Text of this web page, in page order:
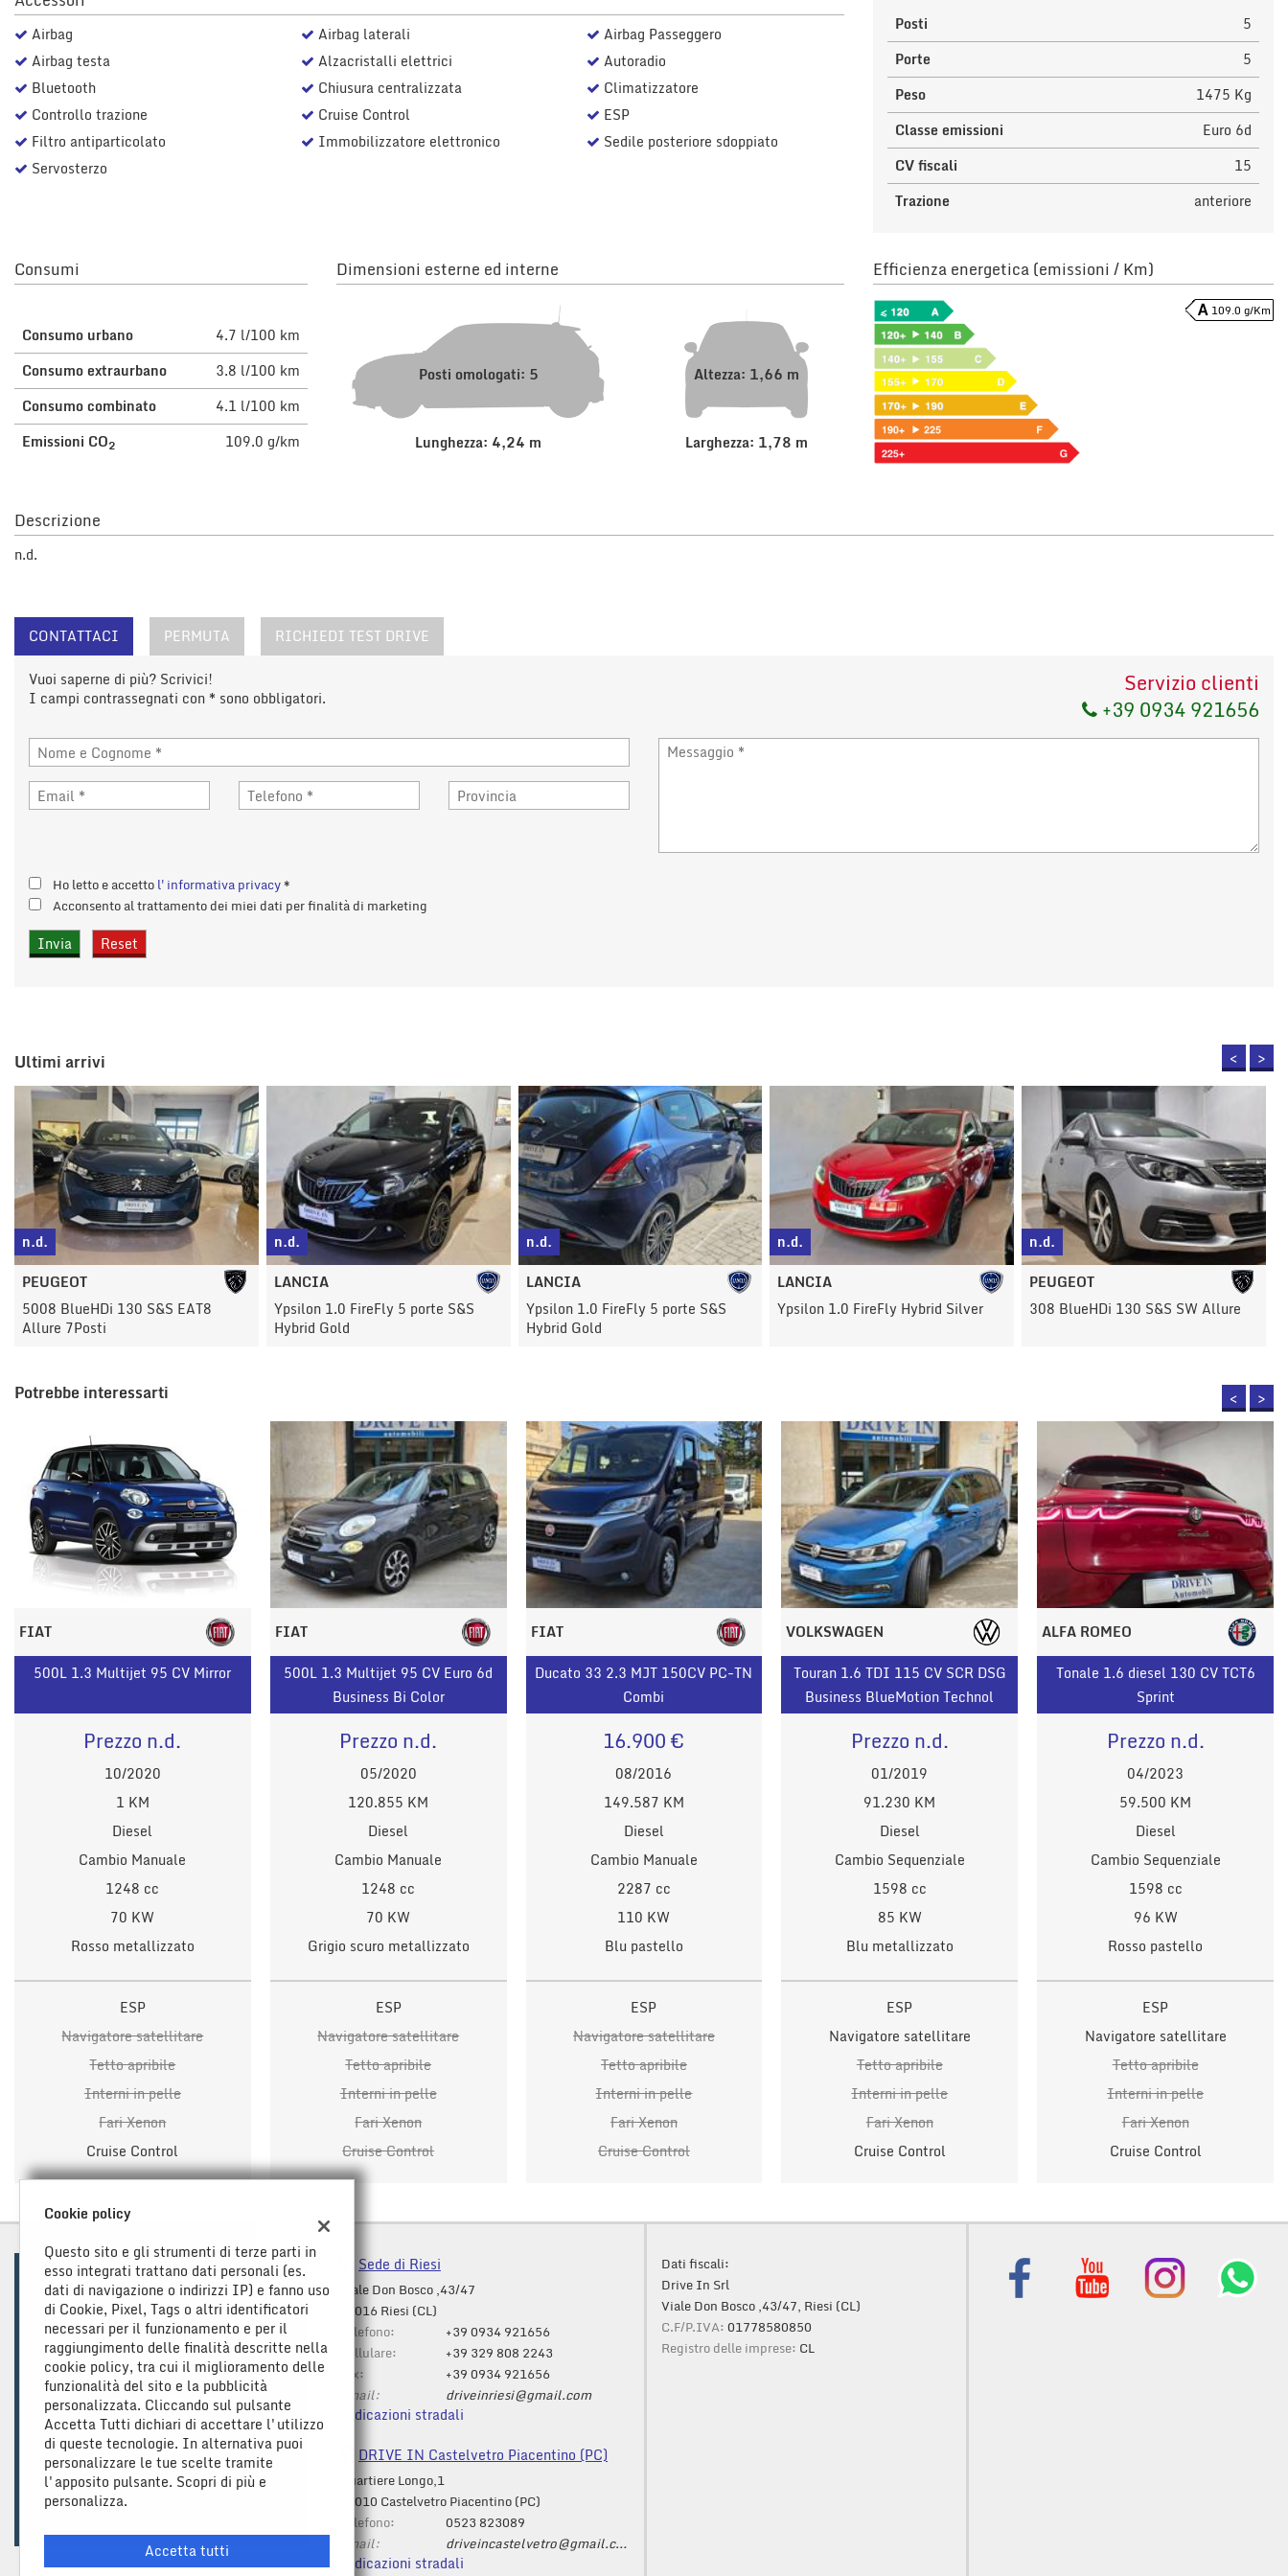
Airbag
Airbag testa
Bluetooth
Controllo trazione
Filtro antiparticolato
Servosterzo
Airbag laterali
Alzacristalli elettrici
Chiusura centralizzata
Cruise Control
Immobilizzatore elettronico
Airbag Passeggero
Autoradio
Climatizzatore
ESP
Sedile posteriore sdoppiato
Posti
5
Porte
5
Peso
1475 Kg
Classe emissioni
Euro 6d
CV fiscali
15
Trazione
anteriore
Consumi
Consumo urbano
4.7 l/100 km
Consumo extraurbano
3.8 l/100 km
Consumo combinato
4.1 l/100 km
Emissioni CO2 109.0 g/km
Dimensioni esterne ed interne
Posti omologati: 5
Lunghezza: 4,24 m
Altezza: 1,66 m
Larghezza: 1,78 m
Efficienza energetica (emissioni / Km)
109.0 g/Km
Descrizione
n.d.
CONTATTACI PERMUTA
RICHIEDI TEST DRIVE
Vuoi saperne di più? Scrivici!
I campi contrassegnati con * sono obbligatori.
Servizio clienti
+39 0934 921656
Ho letto e accettol'informativa privacy*
Acconsento al trattamento dei miei dati per finalità di marketing
Ultimi arrivi < >
n.d.
LANCIA
Ypsilon 1.0 FireFly 5 porte S&S
Hybrid Gold
n.d.
LANCIA
Ypsilon 1.0 FireFly 5 porte S&S
Hybrid Gold
n.d.
LANCIA
Ypsilon 1.0 FireFly Hybrid Silver
n.d.
PEUGEOT
308 BlueHDi 130 S&S SW Allure
n.d.
FIAT
Panda 1.0 FireFly S&S Hybrid
Potrebbe interessarti < >
FIAT
500L 1.3 Multijet 95 CV Mirror
Prezzo n.d.
10/2020
1 KM
Diesel
Cambio Manuale
1248 cc
70 KW
Rosso metallizzato
ESP
Navigatore satellitare
Tetto apribile
Interni in pelle
Fari Xenon
Cruise Control
FIAT
500L 1.3 Multijet 95 CV Euro 6d
Business Bi Color
Prezzo n.d.
05/2020
120.855 KM
Diesel
Cambio Manuale
1248 cc
70 KW
Grigio scuro metallizzato
ESP
Navigatore satellitare
Tetto apribile
Interni in pelle
Fari Xenon
Cruise Control
FIAT
Ducato 33 2.3 MJT 150CV PC-TN
Combi
16.900 €
08/2016
149.587 KM
Diesel
Cambio Manuale
2287 cc
110 KW
Blu pastello
ESP
Navigatore satellitare
Tetto apribile
Interni in pelle
Fari Xenon
Cruise Control
VOLKSWAGEN
Touran 1.6 TDI 115 CV SCR DSG
Business BlueMotion Technol
Prezzo n.d.
01/2019
91.230 KM
Diesel
Cambio Sequenziale
1598 cc
85 KW
Blu metallizzato
ESP
Navigatore satellitare
Tetto apribile
Interni in pelle
Fari Xenon
Cruise Control
ALFA ROMEO
Tonale 1.6 diesel 130 CV TCT6
Sprint
Prezzo n.d.
04/2023
59.500 KM
Diesel
Cambio Sequenziale
1598 cc
96 KW
Rosso pastello
ESP
Navigatore satellitare
Tetto apribile
Interni in pelle
Fari Xenon
Cruise Control
Sede di Riesi
Viale Don Bosco ,43/47
93016 Riesi (CL)
Telefono:
+39 0934 921656
Cellulare:
+39 329 808 2243
Fax:
+39 0934 921656
Email:
driveinriesi@gmail.com
Indicazioni stradali
DRIVE IN Castelvetro Piacentino (PC)
Quartiere Longo,1
29010 Castelvetro Piacentino (PC)
Telefono:
0523 823089
Email:
driveincastelvetro@gmail.com
Indicazioni stradali
Dati fiscali:
Drive In Srl
Viale Don Bosco ,43/47, Riesi (CL)
C.F/P.IVA:01778580850
Registro delle imprese: CL
Cookie policy
Questo sito e gli strumenti di terze parti in
esso integrati trattano dati personali (es.
dati di navigazione o indirizzi IP) e fanno uso
di Cookie, Pixel, Tags o altri identificatori
necessari per il funzionamento e per il
raggiungimento delle finalità descritte nella
cookie policy, tra cui il miglioramento delle
funzionalità del sito e la pubblicità
personalizzata. Cliccando sul pulsante
Accetta Tutti dichiari di accettare l'utilizzo
di queste tecnologie. In alternativa puoi
personalizzare le tue scelte tramite
l'apposito pulsante. Scopri di più e
personalizza.
Accetta tutti
questi
strumenti
di
tracciamento
si
rimanda
alla
cookie
policy.
le
tue
in
qualsiasi
momento.
Cookie necessari
Cookie per il miglioramento dell'esperienza utente
Cookie analitici
Leggi
la